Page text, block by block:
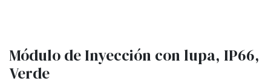
Módulo de Inyección con lupa, IP66,
Verde